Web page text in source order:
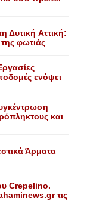
Δυτική Aττική:
φωτιάς
ενόψει
και
Άρματα
Crepelino.
τις